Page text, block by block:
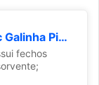
Fraldas Babysec Ultrasec Galinha Pintadinha, P, 42 Unidades
fechos